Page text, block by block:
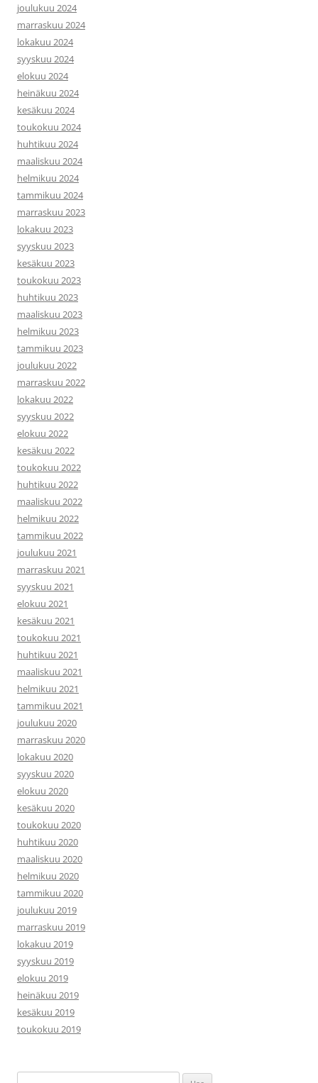
joulukuu 2024
marraskuu 2024
lokakuu 2024
syyskuu 2024
elokuu 2024
heinäkuu 2024
kesäkuu 2024
toukokuu 2024
huhtikuu 2024
maaliskuu 2024
helmikuu 2024
tammikuu 2024
marraskuu 2023
lokakuu 2023
syyskuu 2023
kesäkuu 2023
toukokuu 2023
huhtikuu 2023
maaliskuu 2023
helmikuu 2023
tammikuu 2023
joulukuu 2022
marraskuu 2022
lokakuu 2022
syyskuu 2022
elokuu 2022
kesäkuu 2022
toukokuu 2022
huhtikuu 2022
maaliskuu 2022
helmikuu 2022
tammikuu 2022
joulukuu 2021
marraskuu 2021
syyskuu 2021
elokuu 2021
kesäkuu 2021
toukokuu 2021
huhtikuu 2021
maaliskuu 2021
helmikuu 2021
tammikuu 2021
joulukuu 2020
marraskuu 2020
lokakuu 2020
syyskuu 2020
elokuu 2020
kesäkuu 2020
toukokuu 2020
huhtikuu 2020
maaliskuu 2020
helmikuu 2020
tammikuu 2020
joulukuu 2019
marraskuu 2019
lokakuu 2019
syyskuu 2019
elokuu 2019
heinäkuu 2019
kesäkuu 2019
toukokuu 2019